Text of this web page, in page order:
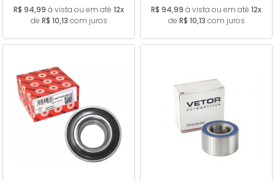
R$ 94,99 à vista ou em até 12x
de R$ 10,13 com juros
R$ 94,99 à vista ou em até 12x
de R$ 10,13 com juros